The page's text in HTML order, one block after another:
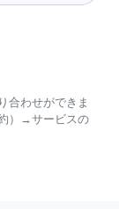
合わせができま
）→サービスの